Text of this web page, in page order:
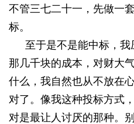
不管三七二十一，先做一
标。
至于是不是能中标，
那几千块的成本，对财大
什么，我自然也从不放在
对了。像我这种投标方式
对是最让人讨厌的那种。